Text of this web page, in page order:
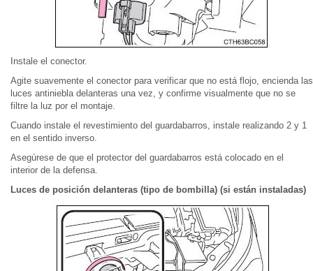
Instale el conector.
Agite suavemente el conector para verificar que no está flojo, encienda las
luces antiniebla delanteras una vez, y confirme visualmente que no se
filtre la luz por el montaje.
Cuando instale el revestimiento del guardabarros, instale realizando 2 y 1
en el sentido inverso.
Asegúrese de que el protector del guardabarros está colocado en el
interior de la defensa.
Luces de posición delanteras (tipo de bombilla) (si están instaladas)